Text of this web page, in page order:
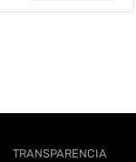
TRANSPARENCIA